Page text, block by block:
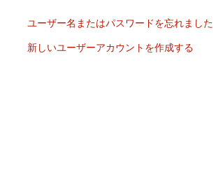
ユーザー名またはパスワードを忘れました
新しいユーザーアカウントを作成する